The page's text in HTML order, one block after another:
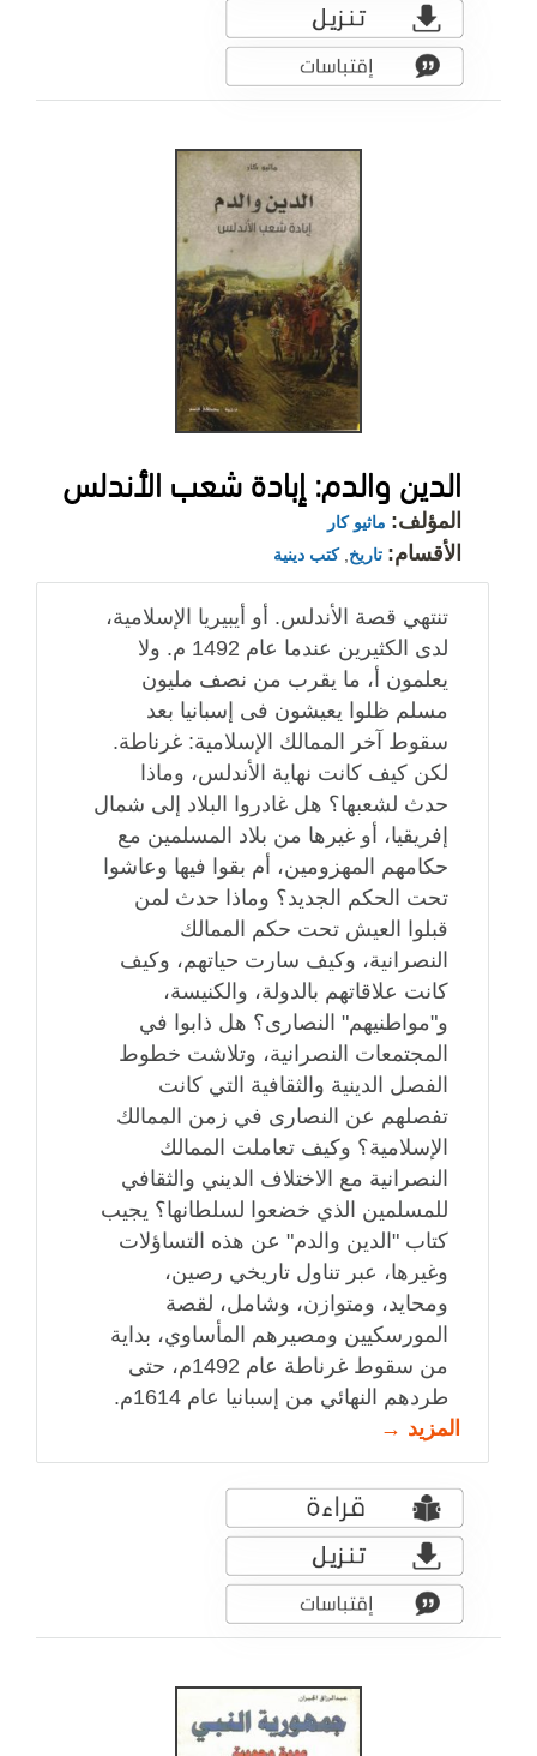
الدين والدم: إبادة شعب الأندلس
المؤلف: ماثيو كار
الأقسام: تاريخ ,كتب دينية
تنتهي قصة الأندلس. أو أيبيريا الإسلامية،
لدى الكثيرين عندما عام 1492 م. ولا
يعلمون أ، ما يقرب من نصف مليون
مسلم ظلوا يعيشون فى إسبانيا بعد
سقوط آخر الممالك الإسلامية: غرناطة.
لكن كيف كانت نهاية الأندلس، وماذا
حدث لشعبها؟ هل غادروا البلاد إلى شمال
إفريقيا، أو غيرها من بلاد المسلمين مع
حكامهم المهزومين، أم بقوا فيها وعاشوا
تحت الحكم الجديد؟ وماذا حدث لمن
قبلوا العيش تحت حكم الممالك
النصرانية، وكيف سارت حياتهم، وكيف
كانت علاقاتهم بالدولة، والكنيسة،
و"مواطنيهم" النصارى؟ هل ذابوا في
المجتمعات النصرانية، وتلاشت خطوط
الفصل الدينية والثقافية التي كانت
تفصلهم عن النصارى في زمن الممالك
الإسلامية؟ وكيف تعاملت الممالك
النصرانية مع الاختلاف الديني والثقافي
للمسلمين الذي خضعوا لسلطانها؟ يجيب
كتاب "الدين والدم" عن هذه التساؤلات
وغيرها، عبر تناول تاريخي رصين،
ومحايد، ومتوازن، وشامل، لقصة
المورسكيين ومصيرهم المأساوي، بداية
من سقوط غرناطة عام 1492م، حتى
طردهم النهائي من إسبانيا عام 1614م.
المزيد →